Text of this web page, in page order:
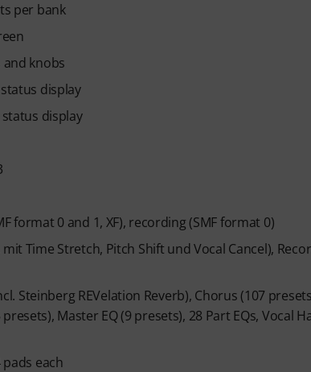
per bank
and knobs
display
status display
format 0 and 1, XF), recording (SMF format 0)
Time Stretch, Pitch Shift und Vocal Cancel),
Steinberg REVelation Reverb), Chorus (107
Master EQ (9 presets), 28 Part EQs, Vocal
each